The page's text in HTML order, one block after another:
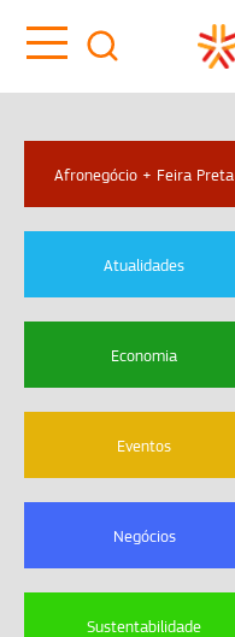
Afronegócio + Feira Preta
Atualidades
Economia
Eventos
Negócios
Sustentabilidade